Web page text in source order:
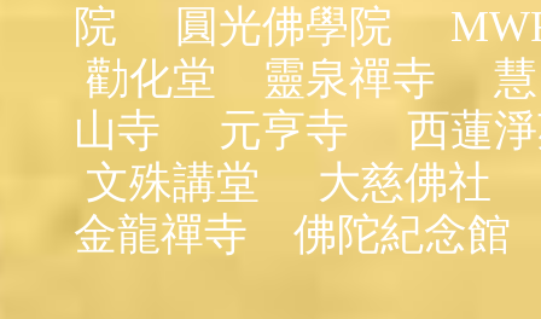
院
圓光佛學院
勸化堂
靈泉禪寺
山寺
元亨寺
西蓮
文殊講堂
大慈佛社
金龍禪寺
佛陀紀念館